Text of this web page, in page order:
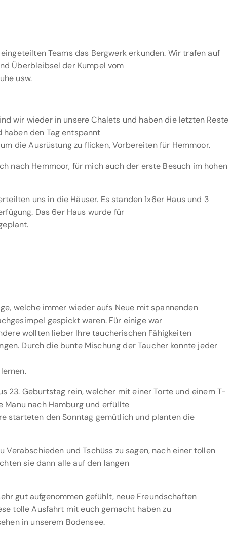
Teams das Bergwerk erkunden. Wir trafen auf
Überbleibsel der Kumpel vom
usw.
wir wieder in unsere Chalets und haben die letzten Reste
haben den Tag entspannt
die Ausrüstung zu flicken, Vorbereiten für Hemmoor.
nach Hemmoor, für mich auch der erste Besuch im hohen
uns in die Häuser. Es standen 1x6er Haus und 3
Das 6er Haus wurde für
welche immer wieder aufs Neue mit spannenden
gespickt waren. Für einige war
wollten lieber Ihre taucherischen Fähigkeiten
Durch die bunte Mischung der Taucher konnte jeder
23. Geburtstag rein, welcher mit einer Torte und einem T-
Manu nach Hamburg und erfüllte
starteten den Sonntag gemütlich und planten die
Verabschieden und Tschüss zu sagen, nach einer tollen
sie dann alle auf den langen
gut aufgenommen gefühlt, neue Freundschaften
tolle Ausfahrt mit euch gemacht haben zu
in unserem Bodensee.